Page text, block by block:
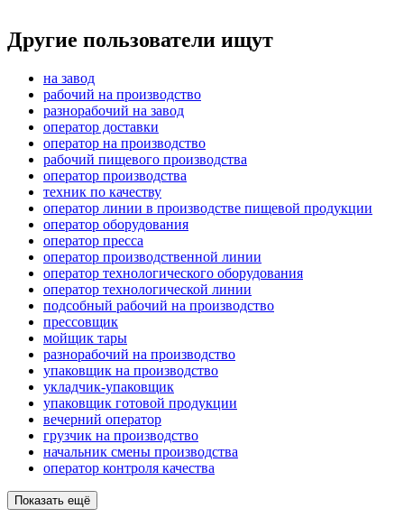
Другие пользователи ищут
на завод
рабочий на производство
разнорабочий на завод
оператор доставки
оператор на производство
рабочий пищевого производства
оператор производства
техник по качеству
оператор линии в производстве пищевой продукции
оператор оборудования
оператор пресса
оператор производственной линии
оператор технологического оборудования
оператор технологической линии
подсобный рабочий на производство
прессовщик
мойщик тары
разнорабочий на производство
упаковщик на производство
укладчик-упаковщик
упаковщик готовой продукции
вечерний оператор
грузчик на производство
начальник смены производства
оператор контроля качества
Показать ещё